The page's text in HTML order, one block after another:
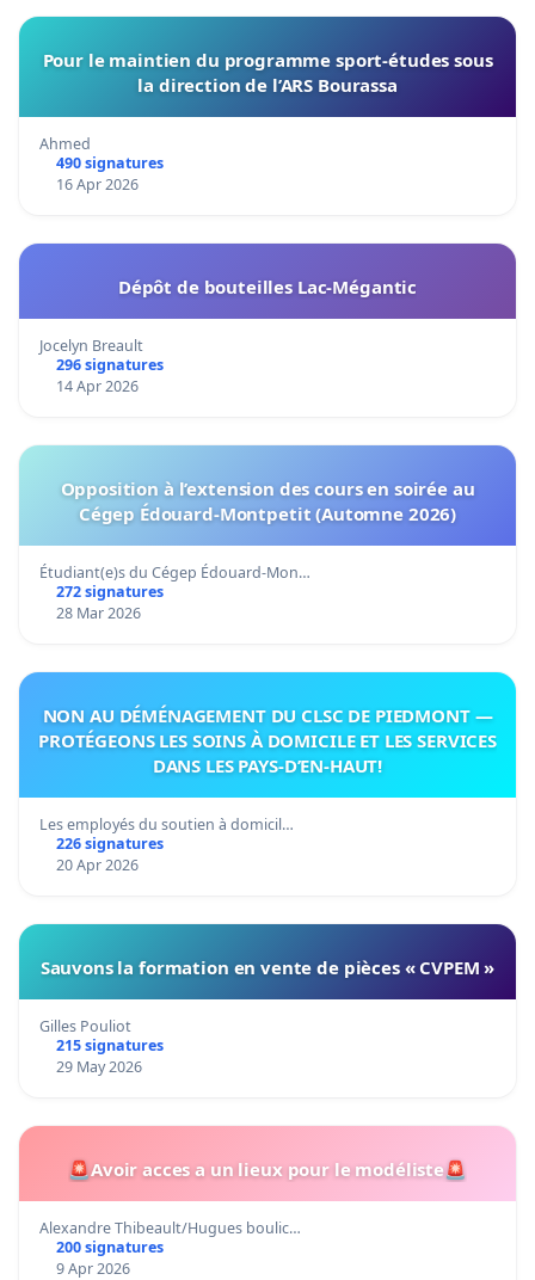
Pour le maintien du programme sport-études sous
la direction de l’ARS Bourassa
Ahmed
490 signatures
16 Apr 2026
Dépôt de bouteilles Lac-Mégantic
Jocelyn Breault
296 signatures
14 Apr 2026
Opposition à l’extension des cours en soirée au
Cégep Édouard-Montpetit (Automne 2026)
Étudiant(e)s du Cégep Édouard-Mon…
272 signatures
28 Mar 2026
NON AU DÉMÉNAGEMENT DU CLSC DE PIEDMONT —
PROTÉGEONS LES SOINS À DOMICILE ET LES SERVICES
DANS LES PAYS-D’EN-HAUT!
Les employés du soutien à domicil…
226 signatures
20 Apr 2026
Sauvons la formation en vente de pièces « CVPEM »
Gilles Pouliot
215 signatures
29 May 2026
🚨Avoir acces a un lieux pour le modéliste🚨
Alexandre Thibeault/Hugues boulic…
200 signatures
9 Apr 2026